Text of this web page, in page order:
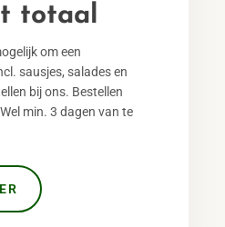
totaal
om een
sausjes, salades en
bij ons. Bestellen
min. 3 dagen van te